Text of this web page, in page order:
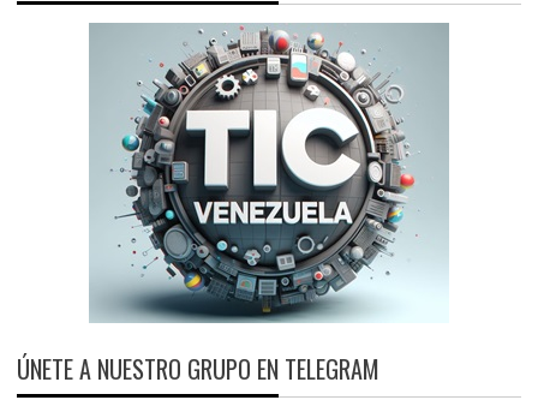
ÚNETE A NUESTRO GRUPO EN TELEGRAM